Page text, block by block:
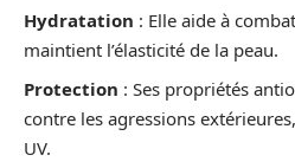
Hydratation : Elle aide à
maintient l’élasticité de la peau.
Protection : Ses propriétés
contre les agressions
UV.